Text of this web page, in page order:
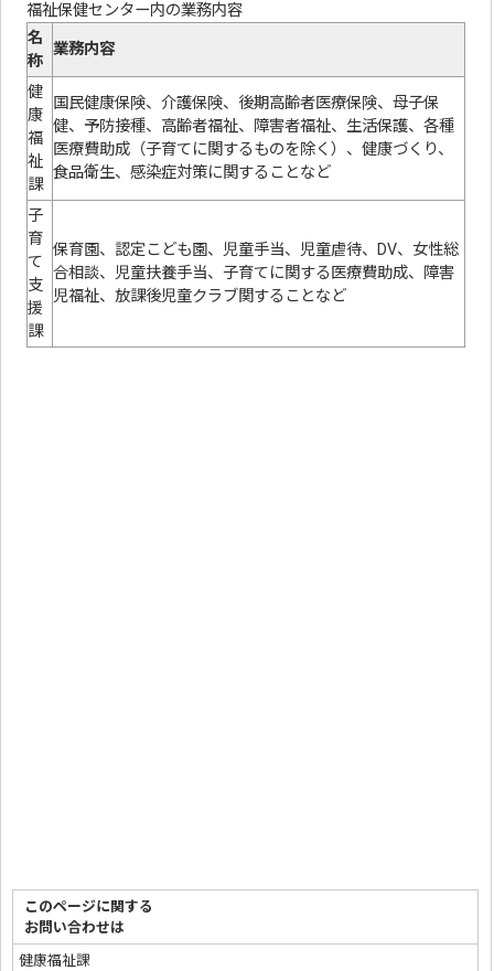
福祉保健センター内の業務内容
名
称
業務内容
健
康
福
祉
課
国民健康保険、介護保険、後期高齢者医療保険、母子保
健、予防接種、高齢者福祉、障害者福祉、生活保護、各種
医療費助成（子育てに関するものを除く）、健康づくり、
食品衛生、感染症対策に関することなど
子
育
て
支
援
課
保育園、認定こども園、児童手当、児童虐待、DV、女性総
合相談、児童扶養手当、子育てに関する医療費助成、障害
児福祉、放課後児童クラブ関することなど
このページに関する
お問い合わせは
健康福祉課